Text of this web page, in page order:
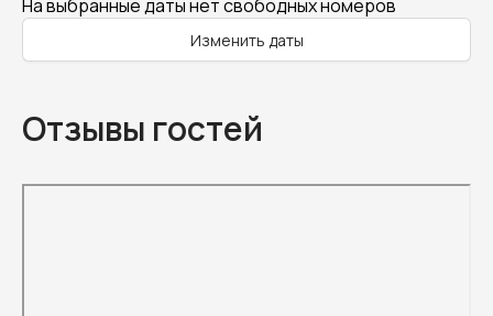
На выбранные даты нет свободных номеров
Изменить даты
Отзывы гостей